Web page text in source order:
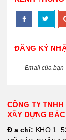
ĐĂNG KÝ
CÔNG TY
XÂY DỰNG BẮC
Địa chỉ: KHO 1: